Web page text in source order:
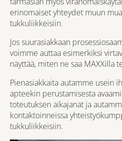
erinomaiset yhteydet muun
tukkuliikkeisiin.
Jos suurasiakkaan
voimme auttaa esimerkiksi
näyttää, miten ne saa MAXXilla
Pienasiakkaita autamme usein
apteekin perustamisesta
toteutuksen aikajanat ja
kontaktoinneissa
tukkuliikkeisiin.